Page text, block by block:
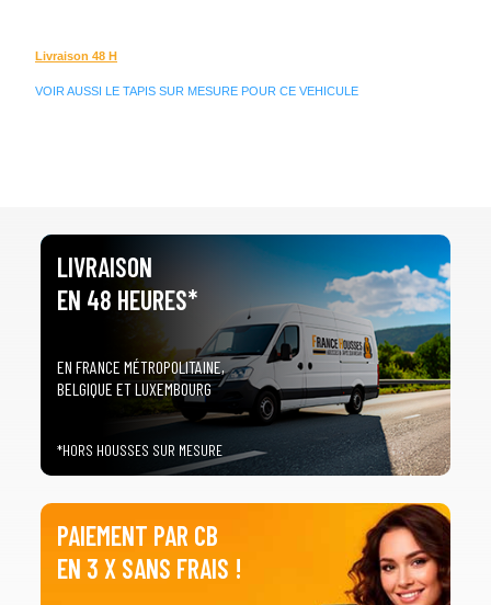
Livraison 48 H
VOIR AUSSI LE TAPIS SUR MESURE POUR CE VEHICULE
LIVRAISON
EN 48 HEURES*
EN FRANCE MÉTROPOLITAINE,
BELGIQUE ET LUXEMBOURG
*HORS HOUSSES SUR MESURE
PAIEMENT PAR CB
EN 3 X SANS FRAIS !